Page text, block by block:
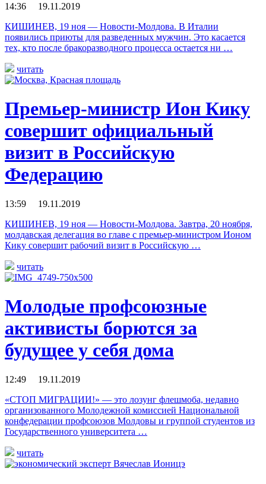
14:36 19.11.2019
КИШИНЕВ, 19 ноя — Новости-Молдова. В Италии
появились приюты для разведенных мужчин. Это касается
тех, кто после бракоразводного процесса остается ни …
читать
Премьер-министр Ион Кику
совершит официальный
визит в Российскую
Федерацию
13:59 19.11.2019
КИШИНЕВ, 19 ноя — Новости-Молдова. Завтра, 20 ноября,
молдавская делегация во главе с премьер-министром Ионом
Кику совершит рабочий визит в Российскую …
читать
Молодые профсоюзные
активисты борются за
будущее у себя дома
12:49 19.11.2019
«СТОП МИГРАЦИИ!» — это лозунг флешмоба, недавно
организованного Молодежной комиссией Национальной
конфедерации профсоюзов Молдовы и группой студентов из
Государственного университета …
читать